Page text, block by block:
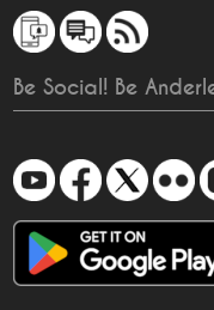
Be Social! Be